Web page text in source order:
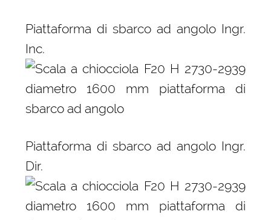
Piattaforma di sbarco ad angolo Ingr.
Inc.
Piattaforma di sbarco ad angolo Ingr.
Dir.